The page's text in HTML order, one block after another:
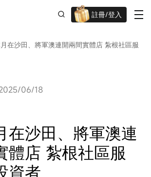
註冊/登入
迎新驚喜賞 股票/BTC等任你揀!
在沙田、將軍澳連開兩間實體店 紮根社區服
06/18
在沙田、將軍澳連
體店 紮根社區服
資者